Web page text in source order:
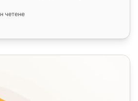
четене